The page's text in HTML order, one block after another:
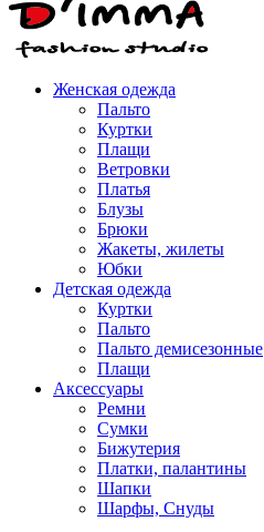
Женская одежда
Пальто
Куртки
Плащи
Ветровки
Платья
Блузы
Брюки
Жакеты, жилеты
Юбки
Детская одежда
Куртки
Пальто
Пальто демисезонные
Плащи
Аксессуары
Ремни
Сумки
Бижутерия
Платки, палантины
Шапки
Шарфы, Снуды